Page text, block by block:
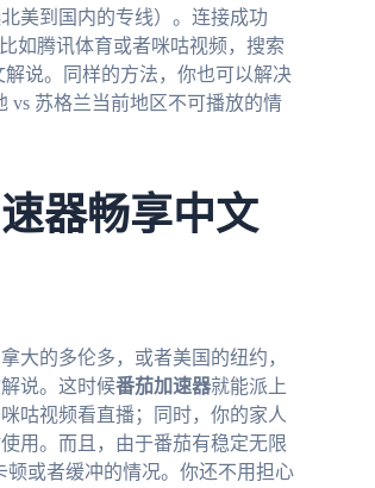
美到国内的专线）。连接成功
如腾讯体育或者咪咕视频，搜索
说。同样的方法，你也可以解决
vs 苏格兰当前地区不可播放的情
器畅享中文
大的多伦多，或者美国的纽约，
说。这时候番茄加速器就能派上
咕视频看直播；同时，你的家人
用。而且，由于番茄有稳定无限
或者缓冲的情况。你还不用担心